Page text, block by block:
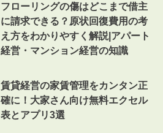
フローリングの傷はどこまで借主
に請求できる？原状回復費用の考
え方をわかりやすく解説|アパート
経営・マンション経営の知識
賃貸経営の家賃管理をカンタン正
確に！大家さん向け無料エクセル
表とアプリ3選